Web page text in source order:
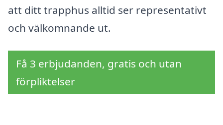
att ditt trapphus alltid ser representativt
och välkomnande ut.
Få 3 erbjudanden, gratis och utan
förpliktelser